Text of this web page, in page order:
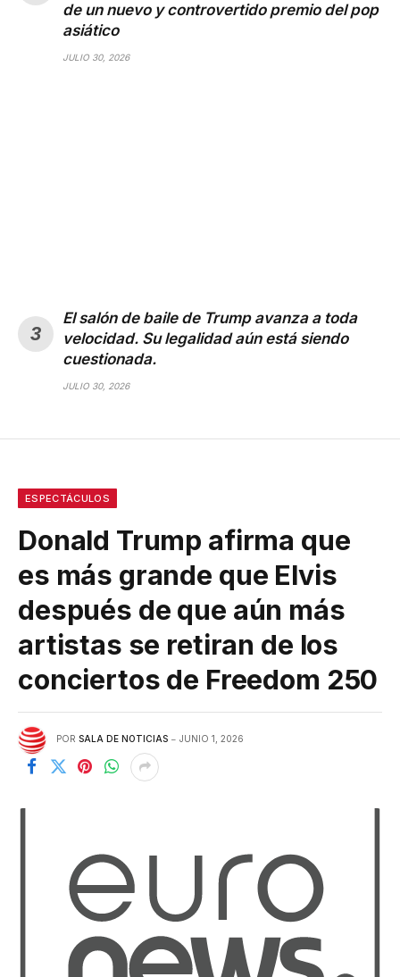
de un nuevo y controvertido premio del pop
asiático
JULIO 30, 2026
El salón de baile de Trump avanza a toda
velocidad. Su legalidad aún está siendo
cuestionada.
JULIO 30, 2026
ESPECTÁCULOS
Donald Trump afirma que
es más grande que Elvis
después de que aún más
artistas se retiran de los
conciertos de Freedom 250
POR SALA DE NOTICIAS JUNIO 1, 2026